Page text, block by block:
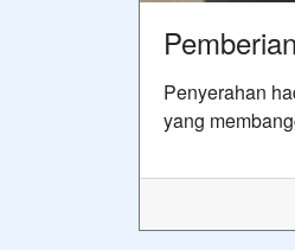
Penyerahan
yang